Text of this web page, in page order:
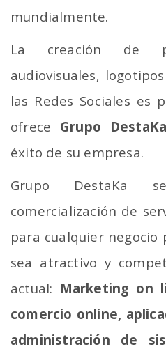
mundialmente.
La creación de
audiovisuales,
las Redes Sociales es
ofrece Grupo DestaKa
éxito de su empresa.
Grupo
comercialización de
para cualquier
sea atractivo y
actual: Marketing on
comercio online,
administración de